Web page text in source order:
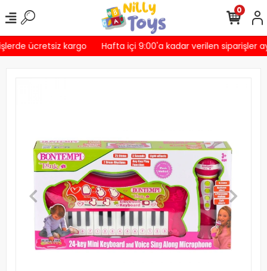
ücretsiz kargo Hafta içi 9:00'a kadar verilen siparişler
0